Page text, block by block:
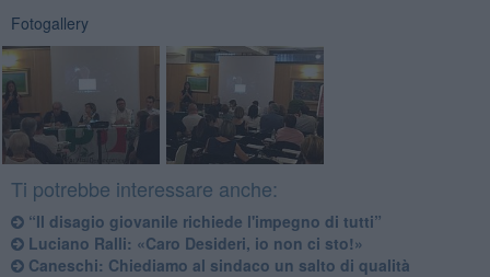
Fotogallery
Ti potrebbe interessare anche:
“Il disagio giovanile richiede l'impegno di tutti”
Luciano Ralli: ​«Caro Desideri, io non ci sto!»
Caneschi: Chiediamo al sindaco un salto di qualità